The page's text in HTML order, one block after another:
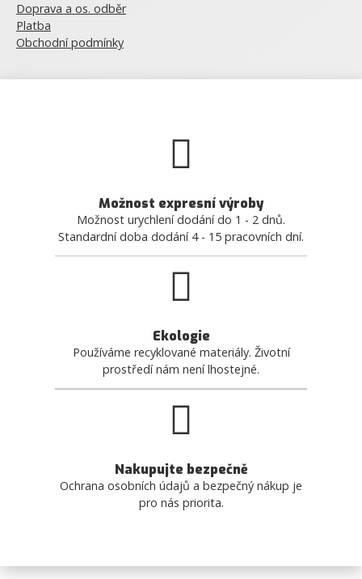
Doprava a os. odběr
Platba
Obchodní podmínky
Možnost expresní výroby
Možnost urychlení dodání do 1 - 2 dnů.
Standardní doba dodání 4 - 15 pracovních dní.
Ekologie
Používáme recyklované materiály. Životní
prostředí nám není lhostejné.
Nakupujte bezpečně
Ochrana osobních údajů a bezpečný nákup je
pro nás priorita.